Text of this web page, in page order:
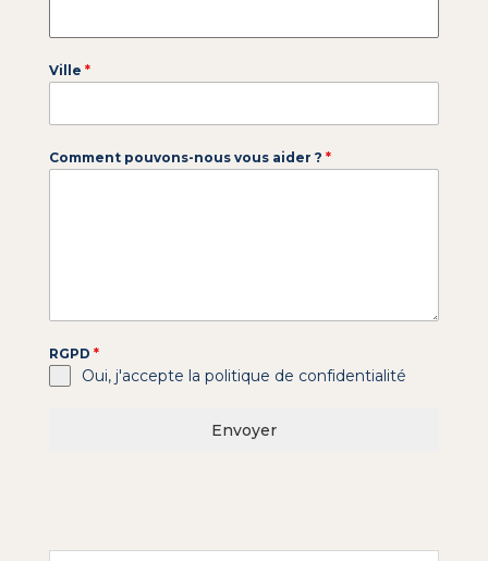
Ville *
Comment pouvons-nous vous aider ? *
RGPD *
Oui, j'accepte la politique de confidentialité
Envoyer